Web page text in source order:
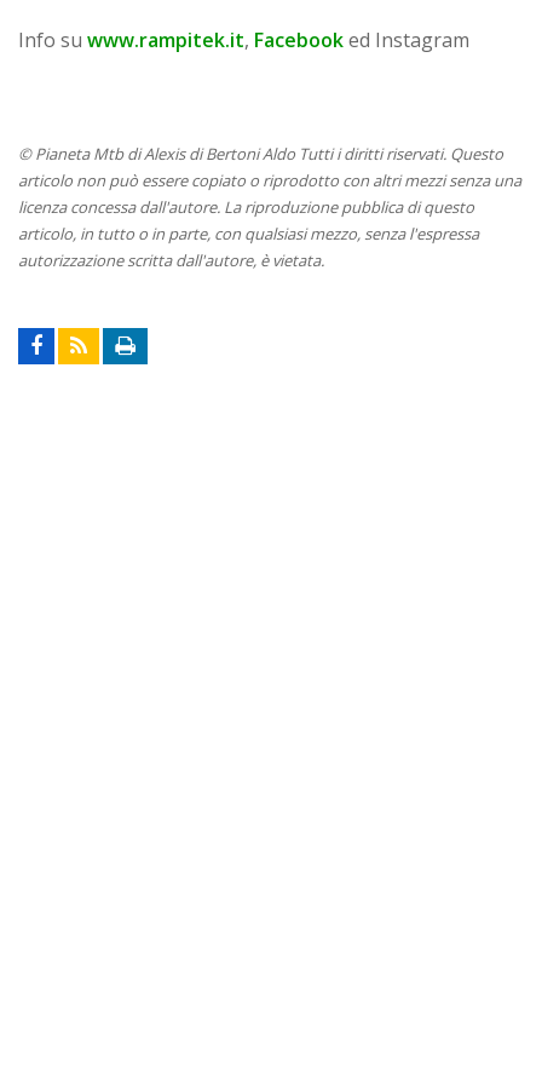
Info su www.rampitek.it, Facebooked Instagram
© Pianeta Mtb di Alexis di Bertoni Aldo Tutti i diritti riservati. Questo
articolo non può essere copiato o riprodotto con altri mezzi senza una
licenza concessa dall'autore. La riproduzione pubblica di questo
articolo, in tutto o in parte, con qualsiasi mezzo, senza l'espressa
autorizzazione scritta dall'autore, è vietata.